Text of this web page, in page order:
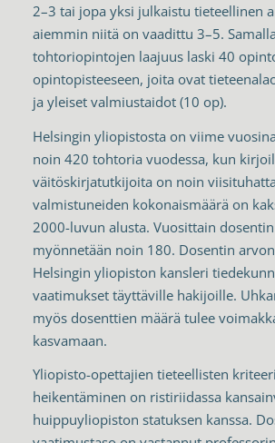
2–3 tai jopa yksi julkaistu tieteellinen
aiemmin niitä on vaadittu 3–5. Samalla
tohtoriopintojen laajuus laski 40
opintopisteeseen, joita ovat
ja yleiset valmiustaidot (10 op).
Helsingin yliopistosta on viime
noin 420 tohtoria vuodessa, kun
väitöskirjatutkijoita on noin
valmistuneiden kokonaismäärä on
2000-luvun alusta. Vuosittain
myönnetään noin 180. Dosentin
Helsingin yliopiston kansleri
vaatimukset täyttäville hakijoille.
myös dosenttien määrä tulee
kasvamaan.
Yliopisto-opettajien tieteellisten
heikentäminen on ristiriidassa
huippuyliopiston statuksen kanssa.